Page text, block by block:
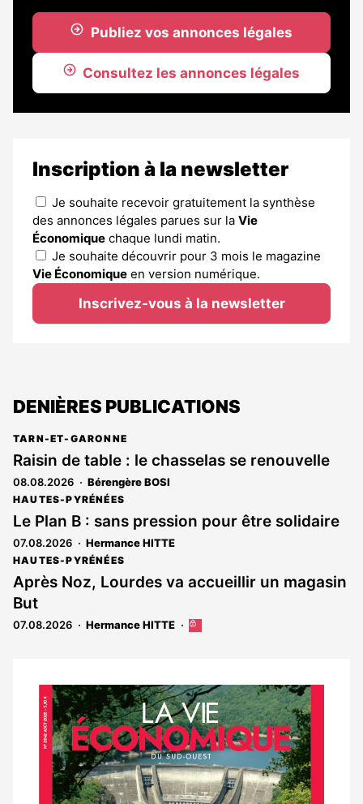
Publiez vos annonces légales
Consultez les annonces légales
Inscription à la newsletter
Je souhaite recevoir gratuitement la synthèse
des annonces légales parues sur la Vie
Économique chaque lundi matin.
Je souhaite découvrir pour 3 mois le magazine
Vie Économique en version numérique.
Inscrivez-vous à la newsletter
DENIÈRES PUBLICATIONS
TARN-ET-GARONNE
Raisin de table : le chasselas se renouvelle
08.08.2026 Bérengère BOSI
HAUTES-PYRÉNÉES
Le Plan B : sans pression pour être solidaire
07.08.2026 Hermance HITTE
HAUTES-PYRÉNÉES
Après Noz, Lourdes va accueillir un magasin
But
07.08.2026 Hermance HITTE
Cet
aux
abonnés
Notre
dernier
magazine